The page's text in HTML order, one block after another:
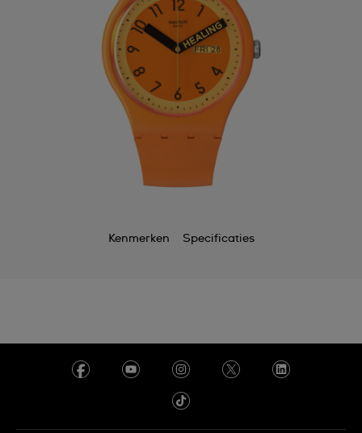
Kenmerken Specificaties